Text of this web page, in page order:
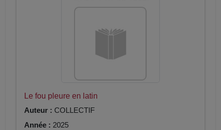
Le fou pleure en latin
Auteur : COLLECTIF
Année : 2025